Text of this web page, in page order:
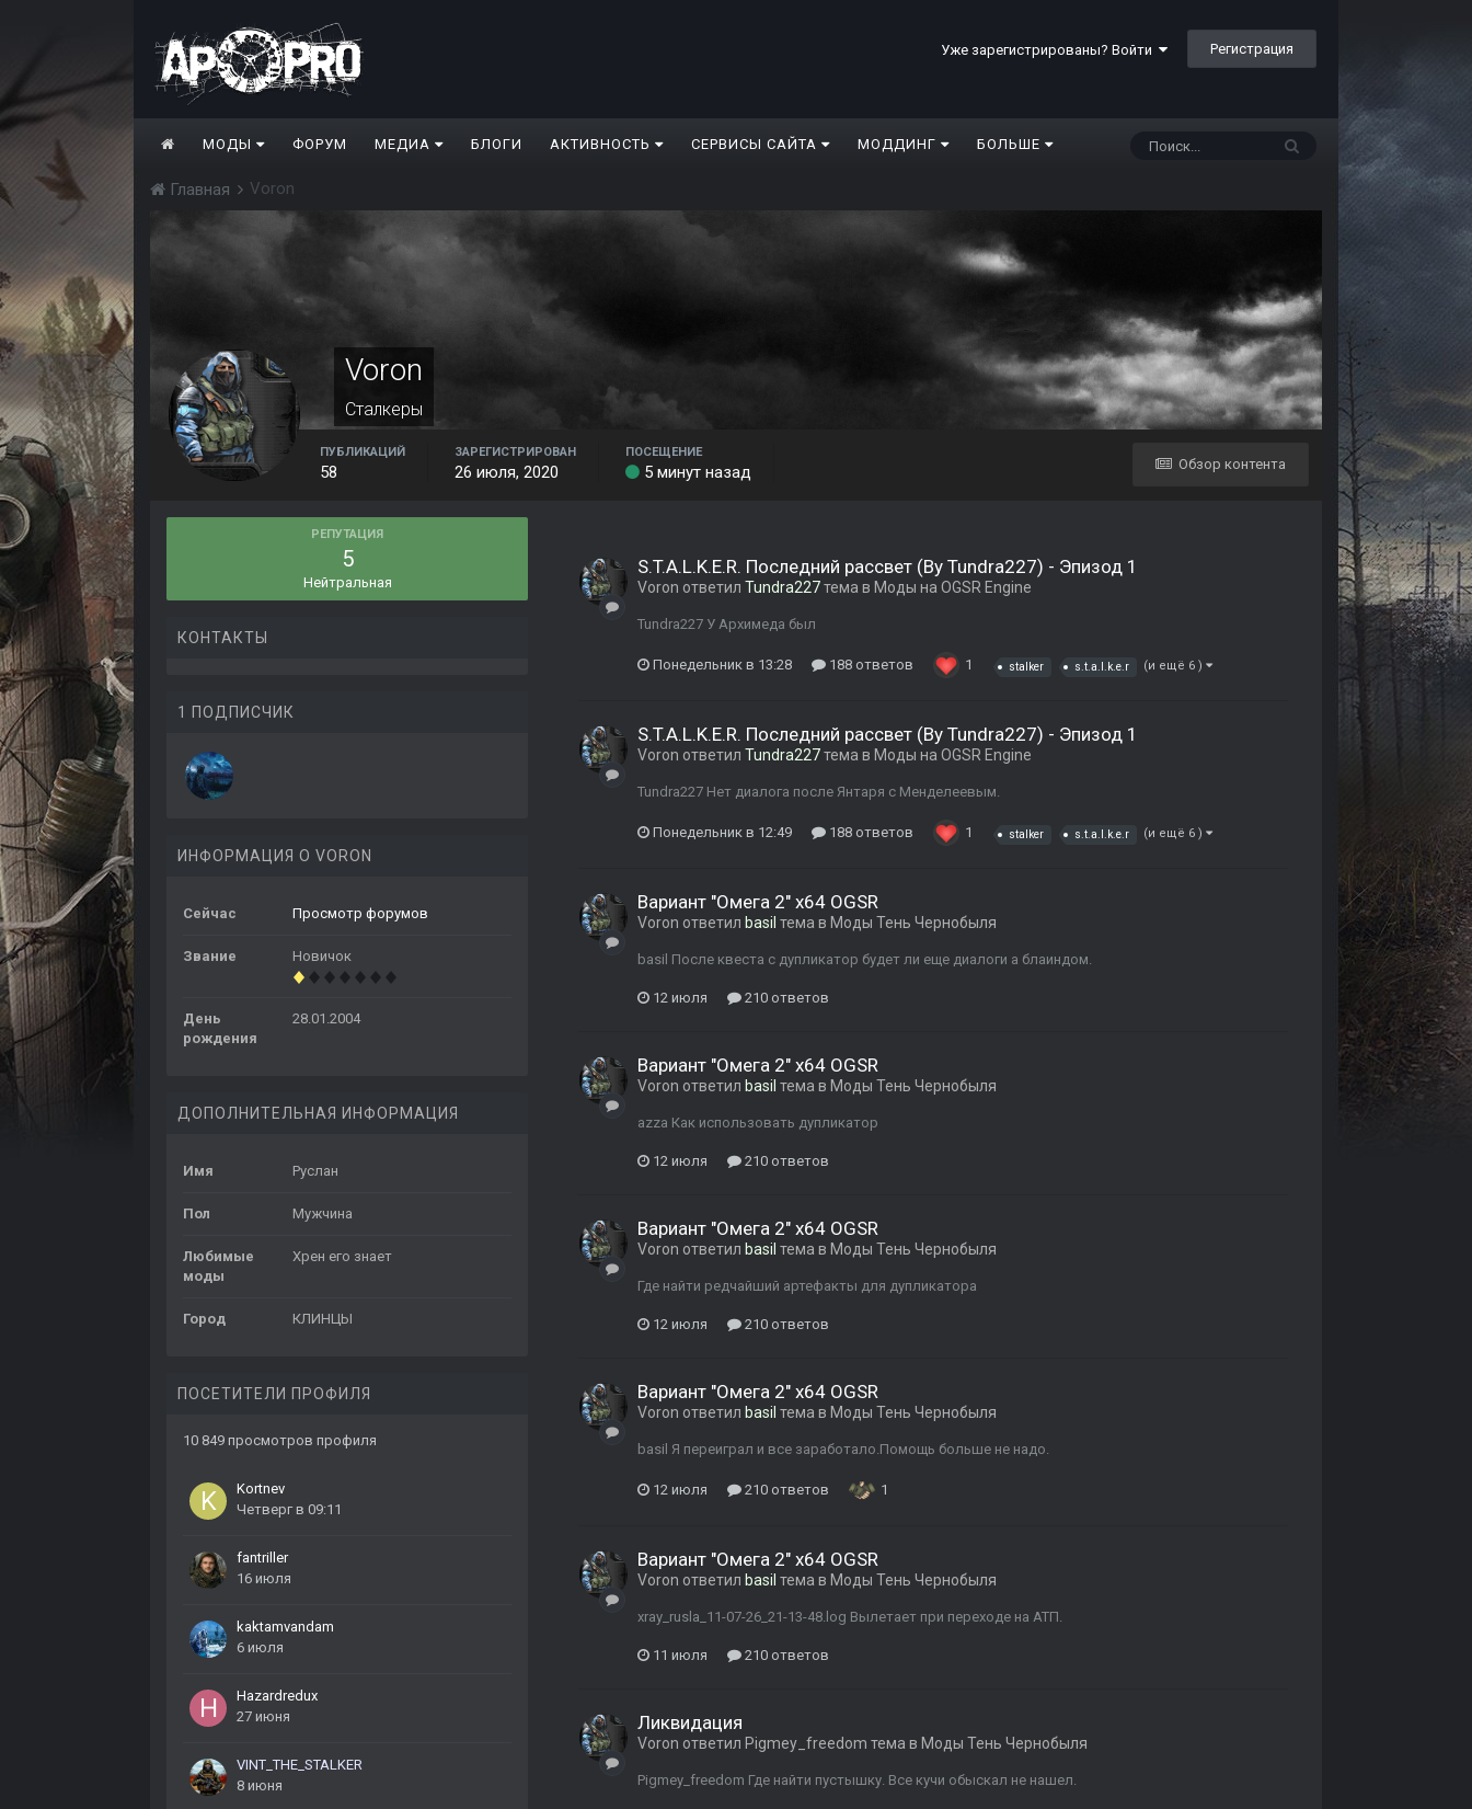
Уже зарегистрированы? Войти Регистрация
МОДЫ ФОРУМ МЕДИА БЛОГИ АКТИВНОСТЬ СЕРВИСЫ САЙТА МОДДИНГ БОЛЬШЕ
Главная Voron
Voron
Сталкеры
Обзор контента
ПУБЛИКАЦИЙ
58
ЗАРЕГИСТРИРОВАН
26 июля, 2020
ПОСЕЩЕНИЕ
5 минут назад
РЕПУТАЦИЯ
5
Нейтральная
КОНТАКТЫ
1 ПОДПИСЧИК
ИНФОРМАЦИЯ О VORON
Сейчас Просмотр форумов
Звание Новичок
День
рождения
28.01.2004
ДОПОЛНИТЕЛЬНАЯ ИНФОРМАЦИЯ
Имя Руслан
Пол Мужчина
Любимые
моды
Хрен его знает
Город КЛИНЦЫ
ПОСЕТИТЕЛИ ПРОФИЛЯ
10 849 просмотров профиля
Kortnev
Четверг в 09:11
fantriller
16 июля
kaktamvandam
6 июля
Hazardredux
27 июня
VINT_THE_STALKER
8 июня
S.T.A.L.K.E.R. Последний рассвет (By Tundra227) - Эпизод 1
Voron ответил Tundra227тема в Моды на OGSR Engine
Tundra227 У Архимеда был
Понедельник в 13:28 188 ответов 1 stalker s.t.a.l.k.e.r (и ещё 6 )
S.T.A.L.K.E.R. Последний рассвет (By Tundra227) - Эпизод 1
Voron ответил Tundra227тема в Моды на OGSR Engine
Tundra227 Нет диалога после Янтаря с Менделеевым.
Понедельник в 12:49 188 ответов 1 stalker s.t.a.l.k.e.r (и ещё 6 )
Вариант "Омега 2" x64 OGSR
Voron ответил basil тема в Моды Тень Чернобыля
basil После квеста с дупликатор будет ли еще диалоги а блаиндом.
12 июля 210 ответов
Вариант "Омега 2" x64 OGSR
Voron ответил basil тема в Моды Тень Чернобыля
azza Как использовать дупликатор
12 июля 210 ответов
Вариант "Омега 2" x64 OGSR
Voron ответил basil тема в Моды Тень Чернобыля
Где найти редчайший артефакты для дупликатора
12 июля 210 ответов
Вариант "Омега 2" x64 OGSR
Voron ответил basil тема в Моды Тень Чернобыля
basil Я переиграл и все заработало.Помощь больше не надо.
12 июля 210 ответов 1
Вариант "Омега 2" x64 OGSR
Voron ответил basil тема в Моды Тень Чернобыля
xray_rusla_11-07-26_21-13-48.log Вылетает при переходе на АТП.
11 июля 210 ответов
Ликвидация
Voron ответил Pigmey_freedom тема в Моды Тень Чернобыля
Pigmey_freedom Где найти пустышку. Все кучи обыскал не нашел.